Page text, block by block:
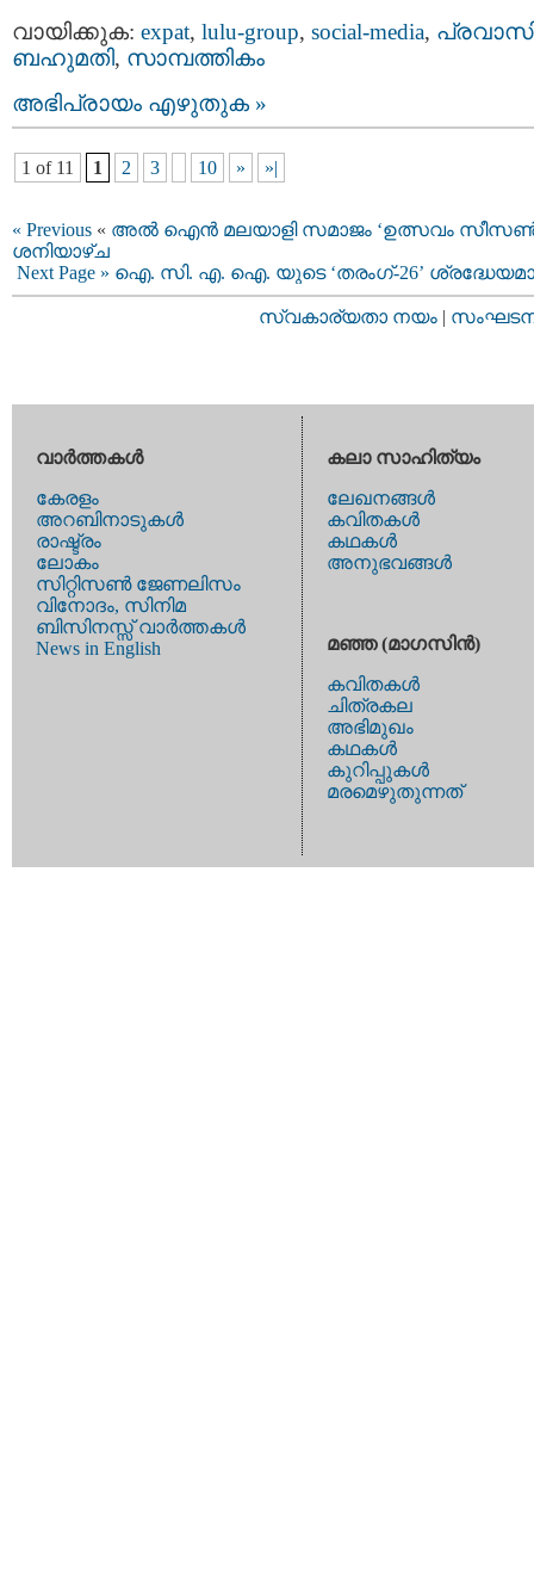
വായിക്കുക: expat, lulu-group, social-media,
ബഹുമതി, സാമ്പത്തികം
അഭിപ്രായം എഴുതുക »
1 of 11 1 2 3 10 » »|
« Previous « അൽ ഐൻ മലയാളി സമാജം ‘ഉത്സവം സീസൺ-
ശനിയാഴ്ച
Next Page » ഐ. സി. എ. ഐ. യുടെ ‘തരംഗ്-26’
സ്വകാര്യതാ നയം |
വാര്‍ത്തകള്‍
കേരളം
അറബിനാടുകള്‍
രാഷ്ട്രം
ലോകം
സിറ്റിസണ്‍ ജേണലിസം
വിനോദം, സിനിമ
ബിസിനസ്സ് വാര്‍ത്തകള്‍
News in English
കലാ സാഹിത്യം
ലേഖനങ്ങള്‍
കവിതകള്‍
കഥകള്‍
അനുഭവങ്ങള്‍
മഞ്ഞ (മാഗസിന്‍)
കവിതകള്‍
ചിത്രകല
അഭിമുഖം
കഥകള്‍
കുറിപ്പുകള്‍
മരമെഴുതുന്നത്